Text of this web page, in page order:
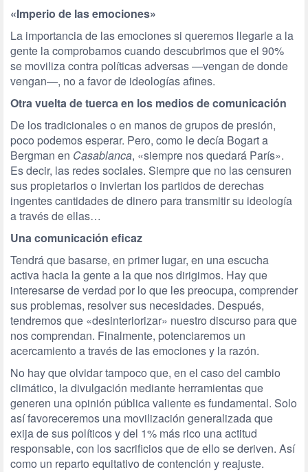
«Imperio de las emociones»
La importancia de las emociones si queremos llegarle a la
gente la comprobamos cuando descubrimos que el 90%
se moviliza contra políticas adversas —vengan de donde
vengan—, no a favor de ideologías afines.
Otra vuelta de tuerca en los medios de comunicación
De los tradicionales o en manos de grupos de presión,
poco podemos esperar. Pero, como le decía Bogart a
Bergman en Casablanca, «siempre nos quedará París».
Es decir, las redes sociales. Siempre que no las censuren
sus propietarios o inviertan los partidos de derechas
ingentes cantidades de dinero para transmitir su ideología
a través de ellas…
Una comunicación eficaz
Tendrá que basarse, en primer lugar, en una escucha
activa hacia la gente a la que nos dirigimos. Hay que
interesarse de verdad por lo que les preocupa, comprender
sus problemas, resolver sus necesidades. Después,
tendremos que «desinteriorizar» nuestro discurso para que
nos comprendan. Finalmente, potenciaremos un
acercamiento a través de las emociones y la razón.
No hay que olvidar tampoco que, en el caso del cambio
climático, la divulgación mediante herramientas que
generen una opinión pública valiente es fundamental. Solo
así favoreceremos una movilización generalizada que
exija de sus políticos y del 1% más rico una actitud
responsable, con los sacrificios que de ello se deriven. Así
como un reparto equitativo de contención y reajuste.